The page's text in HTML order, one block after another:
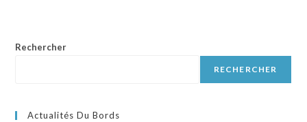
Rechercher
RECHERCHER
Actualités Du Bords